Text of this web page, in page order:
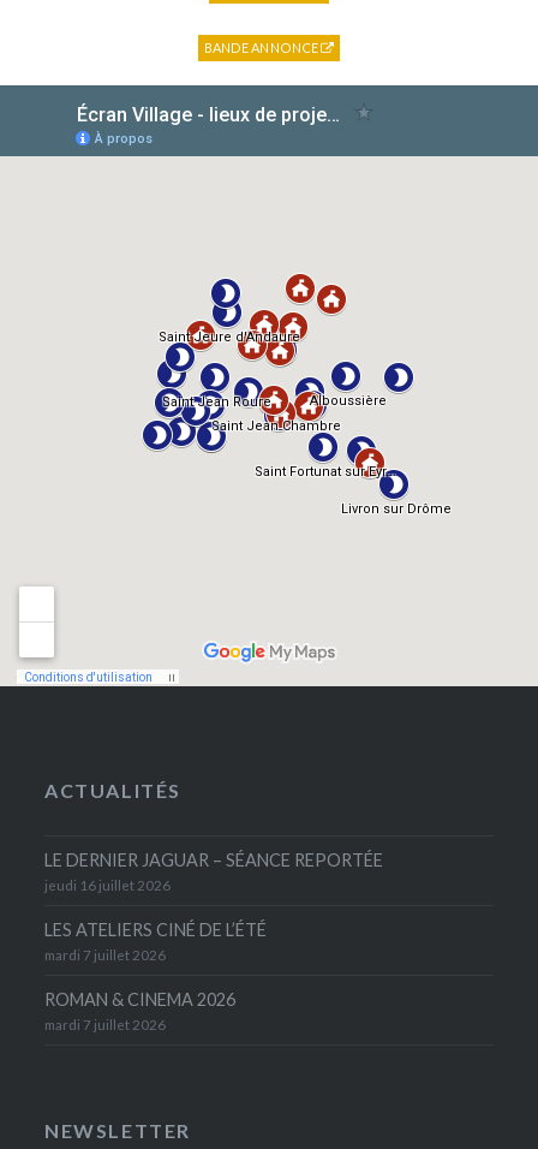
BANDE ANNONCE
ACTUALITÉS
LE DERNIER JAGUAR – SÉANCE REPORTÉE
jeudi 16 juillet 2026
LES ATELIERS CINÉ DE L’ÉTÉ
mardi 7 juillet 2026
ROMAN & CINEMA 2026
mardi 7 juillet 2026
NEWSLETTER